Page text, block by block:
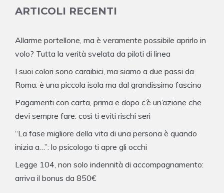
ARTICOLI RECENTI
Allarme portellone, ma è veramente possibile aprirlo in
volo? Tutta la verità svelata da piloti di linea
I suoi colori sono caraibici, ma siamo a due passi da
Roma: è una piccola isola ma dal grandissimo fascino
Pagamenti con carta, prima e dopo c’è un’azione che
devi sempre fare: così ti eviti rischi seri
“La fase migliore della vita di una persona è quando
inizia a…”: lo psicologo ti apre gli occhi
Legge 104, non solo indennità di accompagnamento:
arriva il bonus da 850€